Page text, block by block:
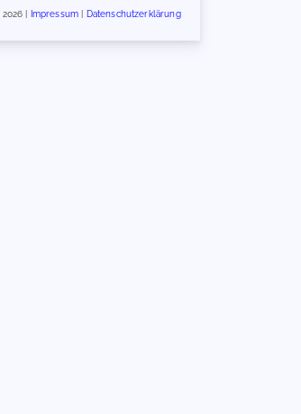
| Impressum Datenschutzerklärung